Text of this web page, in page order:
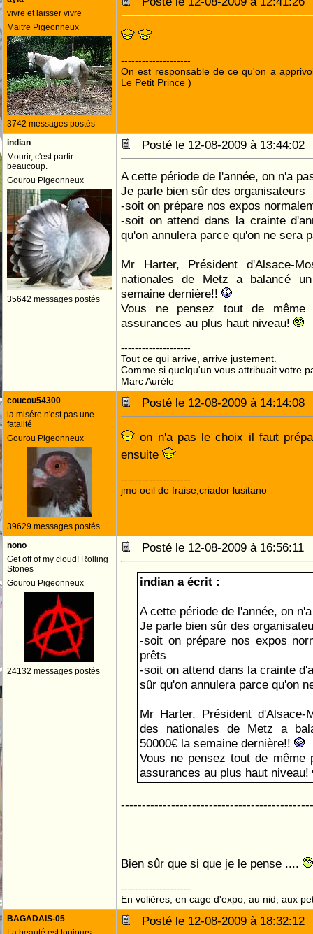
vivre et laisser vivre
Maitre Pigeonneux
3742 messages postés
--------------------
On est responsable de ce qu'on a
Le Petit Prince )
indian
Mourir, c'est partir
beaucoup.
Gourou Pigeonneux
35642 messages postés
Posté le 12-08-2009 à
A cette période de l'année, on n'a
Je parle bien sûr des organisateurs
-soit on prépare nos expos
-soit on attend dans la crainte
qu'on annulera parce qu'on ne sera
Mr Harter, Président d'Alsace-
nationales de Metz a balancé
semaine dernière!!
Vous ne pensez tout de
assurances au plus haut niveau!
--------------------
Tout ce qui arrive, arrive justement.
Comme si quelqu'un vous attribuait votre
Marc Aurèle
coucou54300
la misére n'est pas une
fatalité
Gourou Pigeonneux
39629 messages postés
Posté le 12-08-2009 à
on n'a pas le choix il faut
ensuite
--------------------
jmo oeil de fraise,criador lusitano
nono
Get off of my cloud! Rolling
Stones
Gourou Pigeonneux
24132 messages postés
Posté le 12-08-2009 à
indian a écrit :
A cette période de l'année, on
Je parle bien sûr des
-soit on prépare nos expos
prêts
-soit on attend dans la crainte
sûr qu'on annulera parce qu'on
Mr Harter, Président d'Alsace-
des nationales de Metz a
50000€ la semaine dernière!!
Vous ne pensez tout de même
assurances au plus haut niveau!
Bien sûr que si que je le pense ....
--------------------
En volières, en cage d'expo, au nid, aux
BAGADAIS-05
Posté le 12-08-2009 à